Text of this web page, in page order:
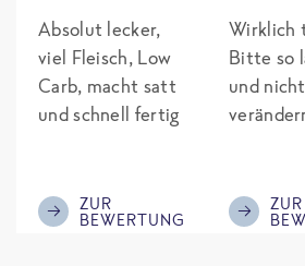
Absolut lecker,
viel Fleisch, Low
Carb, macht satt
und schnell fertig
ZUR
BEWERTUNG
Wirklich
Bitte so
und
ZUR